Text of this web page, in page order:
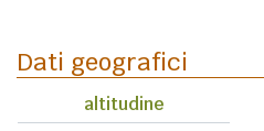
Dati geografici
altitudine